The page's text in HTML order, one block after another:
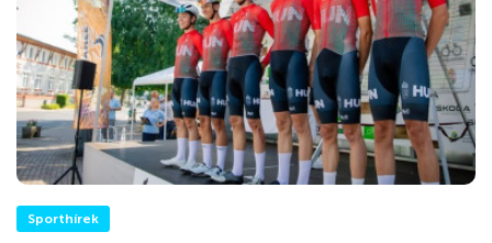
Sporthírek